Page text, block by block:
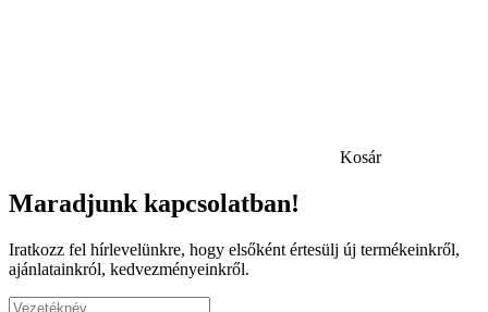
Kosár
Maradjunk kapcsolatban!
Iratkozz fel hírlevelünkre, hogy elsőként értesülj új termékeinkről,
ajánlatainkról, kedvezményeinkről.